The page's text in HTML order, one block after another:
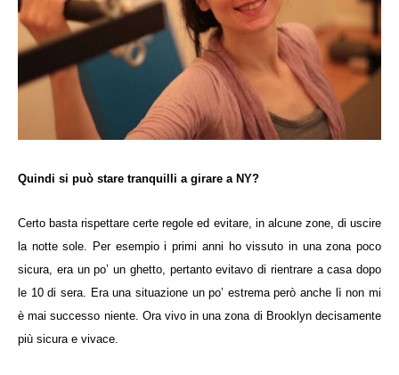
Quindi si può stare tranquilli a girare a NY?
Certo basta rispettare certe regole ed evitare, in alcune zone, di uscire
la notte sole. Per esempio i primi anni ho vissuto in una zona poco
sicura, era un po’ un ghetto, pertanto evitavo di rientrare a casa dopo
le 10 di sera. Era una situazione un po’ estrema però anche lì non mi
è mai successo niente. Ora vivo in una zona di Brooklyn decisamente
più sicura e vivace.